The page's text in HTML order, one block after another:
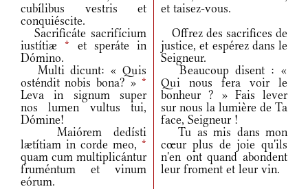
cubílibus vestris et
conquiéscite.
et taisez-vous.
Sacrificáte sacrifícium
iustítiæ* et speráte in
Dómino.
Offrez des sacrifices de
justice, et espérez dans le
Seigneur.
Multi dicunt: « Quis
osténdit nobis bona? » *
Leva in signum super
nos lumen vultus tui,
Dómine!
Beaucoup disent : «
Qui nous fera voir le
bonheur ? » Fais lever
sur nous la lumière de Ta
face, Seigneur !
Maiórem dedísti
lætítiam in corde meo, *
quam cum multiplicántur
fruméntum et vinum
eórum.
Tu as mis dans mon
cœur plus de joie qu'ils
n'en ont quand abondent
leur froment et leur vin.